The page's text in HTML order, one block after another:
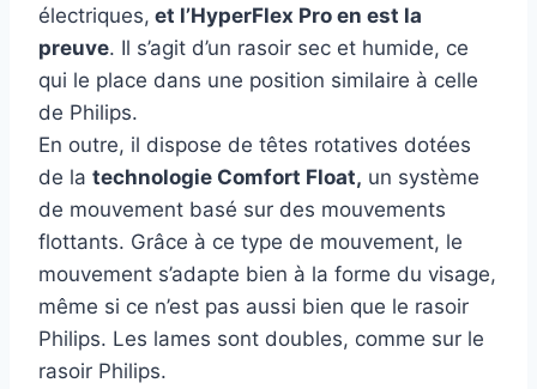
électriques, et l’HyperFlex Pro en est la
preuve. Il s’agit d’un rasoir sec et humide, ce
qui le place dans une position similaire à celle
de Philips.
En outre, il dispose de têtes rotatives dotées
de la technologie Comfort Float, un système
de mouvement basé sur des mouvements
flottants. Grâce à ce type de mouvement, le
mouvement s’adapte bien à la forme du visage,
même si ce n’est pas aussi bien que le rasoir
Philips. Les lames sont doubles, comme sur le
rasoir Philips.